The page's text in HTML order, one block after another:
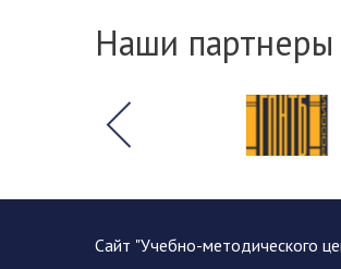
Наши партнеры
Сайт "Учебно-методического